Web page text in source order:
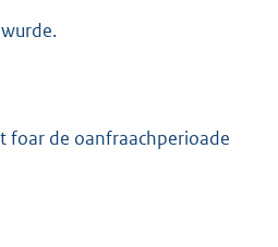
foar de oanfraachperioade